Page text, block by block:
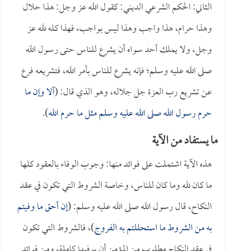
الثاني: الحكم الشرعي الديني: كقول الله عز وجل: هذا حلال
وهذا حرام، هذا واجب وهذا ليس بواجب، فهذا كله لله عز
وجل، ولا يملك أحد سواه أن يشرع للناس حتى رسول الله
صلى الله عليه وسلم؛ فإنه يشرع للناس بأمر الله، فتشريعه فرع
عن تشريع رب العزة جل جلاله، وهو الذي قال: (ألا وإن ما
حرم رسول الله صلى الله عليه وسلم مثل ما حرم الله).
ما يستفاد من الآية
هذه الآية اشتملت على فوائد منها: وجوب الوفاء بالعقود كلها
ما كان لله وما كان للناس، وخاصة الشروط التي تكون في عقد
النكاح، قال رسول الله صلى الله عليه وسلم: (إن أحق ما وفيتم
به من الشروط ما استحللتم به الفروج)، فالشروط التي تكون